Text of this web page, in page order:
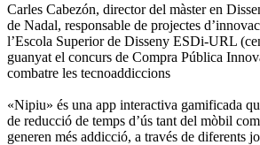
Carles Cabezón, director del màster en
de Nadal, responsable de projectes
l’Escola Superior de Disseny ESDi-URL
guanyat el concurs de Compra Pública
combatre les tecnoaddiccions
«Nipiu» és una app interactiva gamificada
de reducció de temps d’ús tant del mòbil
generen més addicció, a través de diferents